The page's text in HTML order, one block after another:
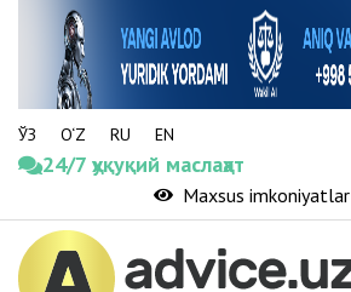
ЎЗ O‘Z RU EN
24/7 ҳуқуқий маслаҳат
Maxsus imkoniyatlar